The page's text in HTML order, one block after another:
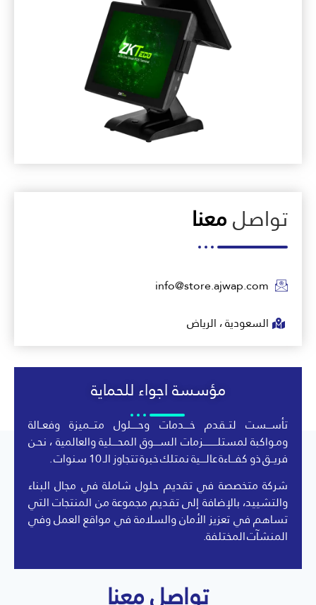
تواصلمعنا
info@store.ajwap.com
السعودية ، الرياض
مؤسسة اجواء للحماية
تأســـست لتــقدم خــــدمات وحـــــلول متـــميزة وفعــالة
ومـواكبة لمستلــــــــــزمات الســــوق المحــــلية والعالمية ، نحـن
فريــق ذو كفـــاءة عالــــية نمتلك خبرة تتجاوز الـ 10 سنوات .
شركة متخصصة في تقديم حلول شاملة في مجال البناء
والتشييد، بالإضافة إلى تقديم مجموعة من المنتجات التي
تساهم في تعزيز الأمان والسلامة في مواقع العمل وفي
المنشآت المختلفة.